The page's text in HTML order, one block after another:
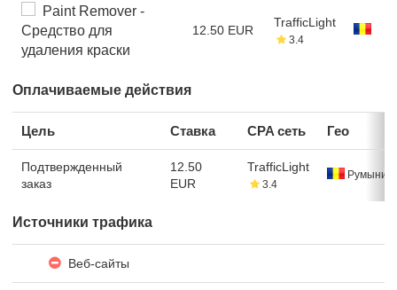
Paint Remover -
Средство для
удаления краски
12.50 EUR
TrafficLight
3.4
Оплачиваемые действия
Цель Ставка CPA сеть Гео
Подтвержденный
заказ
12.50
EUR
TrafficLight
3.4
Румыния
Источники трафика
Веб-сайты